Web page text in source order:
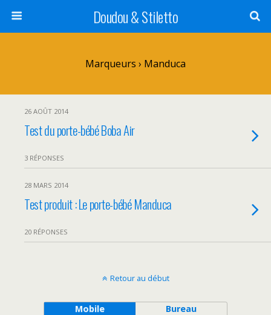
Doudou & Stiletto
Marqueurs › Manduca
26 AOÛT 2014
Test du porte-bébé Boba Air
3 RÉPONSES
28 MARS 2014
Test produit : Le porte-bébé Manduca
20 RÉPONSES
Retour au début
Mobile Bureau